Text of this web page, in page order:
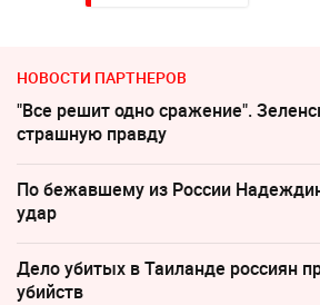
НОВОСТИ ПАРТНЕРОВ
"Все решит одно сражение".
страшную правду
По бежавшему из России
удар
Дело убитых в Таиланде россиян
убийств